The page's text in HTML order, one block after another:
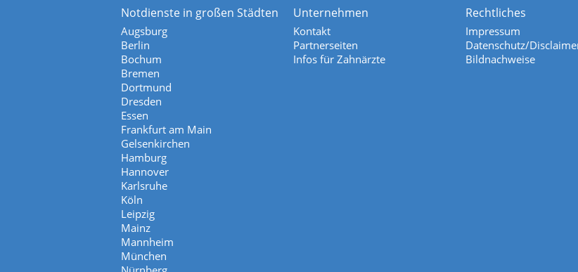
Notdienste in großen Städten
Augsburg
Berlin
Bochum
Bremen
Dortmund
Dresden
Essen
Frankfurt am Main
Gelsenkirchen
Hamburg
Hannover
Karlsruhe
Köln
Leipzig
Mainz
Mannheim
München
Unternehmen
Kontakt
Partnerseiten
Infos für Zahnärzte
Rechtliches
Impressum
Datenschutz/
Bildnachweise